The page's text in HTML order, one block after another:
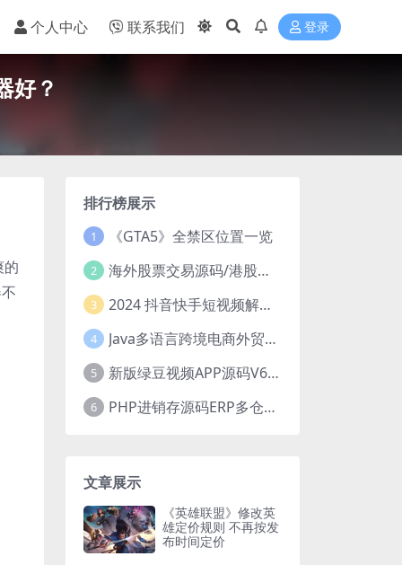
个人中心 联系我们 登录
好？
的
排行榜展示
1 《GTA5》全禁区位置一览
2 海外股票交易源码/港股泰股/美股源码/印度股源码/马拉西亚股票源码/国际股票配资
3 2024 抖音快手短视频解析去水印php源码
4 Java多语言跨境电商外贸商城TikToKshop内嵌商城I商家入驻I一键铺
5 新版绿豆视频APP源码V6.6 免授权插件版
6 PHP进销存源码ERP多仓库管理系统 手机版进销存 php网络版进销存小程序
文章展示
《英雄联盟》修改英
雄定价规则 不再按发
布时间定价